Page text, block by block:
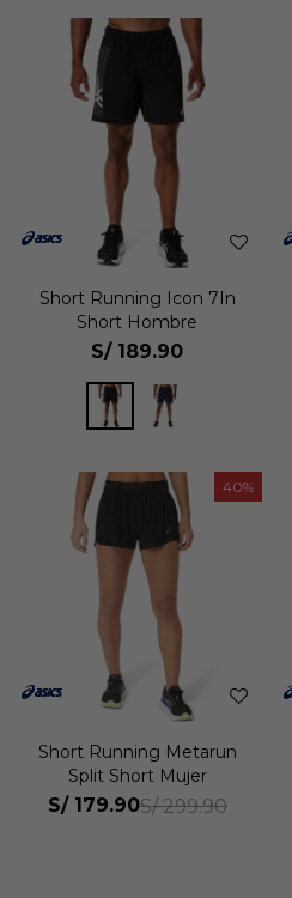
Short Running Icon 7In
Short Hombre
S/ 189.90
40
Short Running Metarun
Split Short Mujer
S/ 179.90S/ 299.90